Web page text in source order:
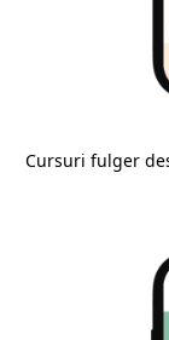
Cursuri fulger